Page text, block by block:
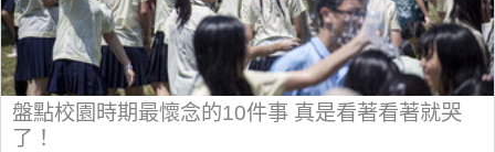
盤點校園時期最懷念的10件事 真是看著看著就哭
了！